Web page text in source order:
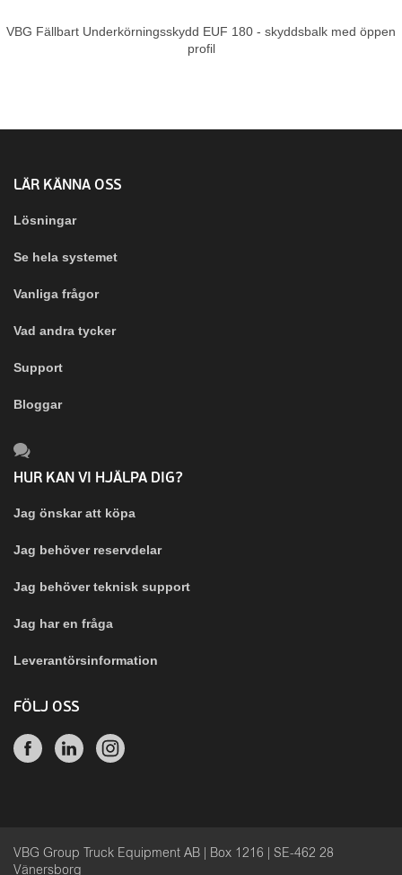
VBG Fällbart Underkörningsskydd EUF 180 - skyddsbalk med öppen
profil
LÄR KÄNNA OSS
Lösningar
Se hela systemet
Vanliga frågor
Vad andra tycker
Support
Bloggar
HUR KAN VI HJÄLPA DIG?
Jag önskar att köpa
Jag behöver reservdelar
Jag behöver teknisk support
Jag har en fråga
Leverantörsinformation
FÖLJ OSS
VBG Group Truck Equipment AB | Box 1216 | SE-462 28
Vänersborg